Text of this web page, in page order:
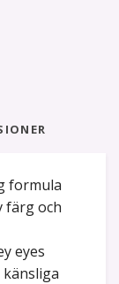
formula
färg och
eyes